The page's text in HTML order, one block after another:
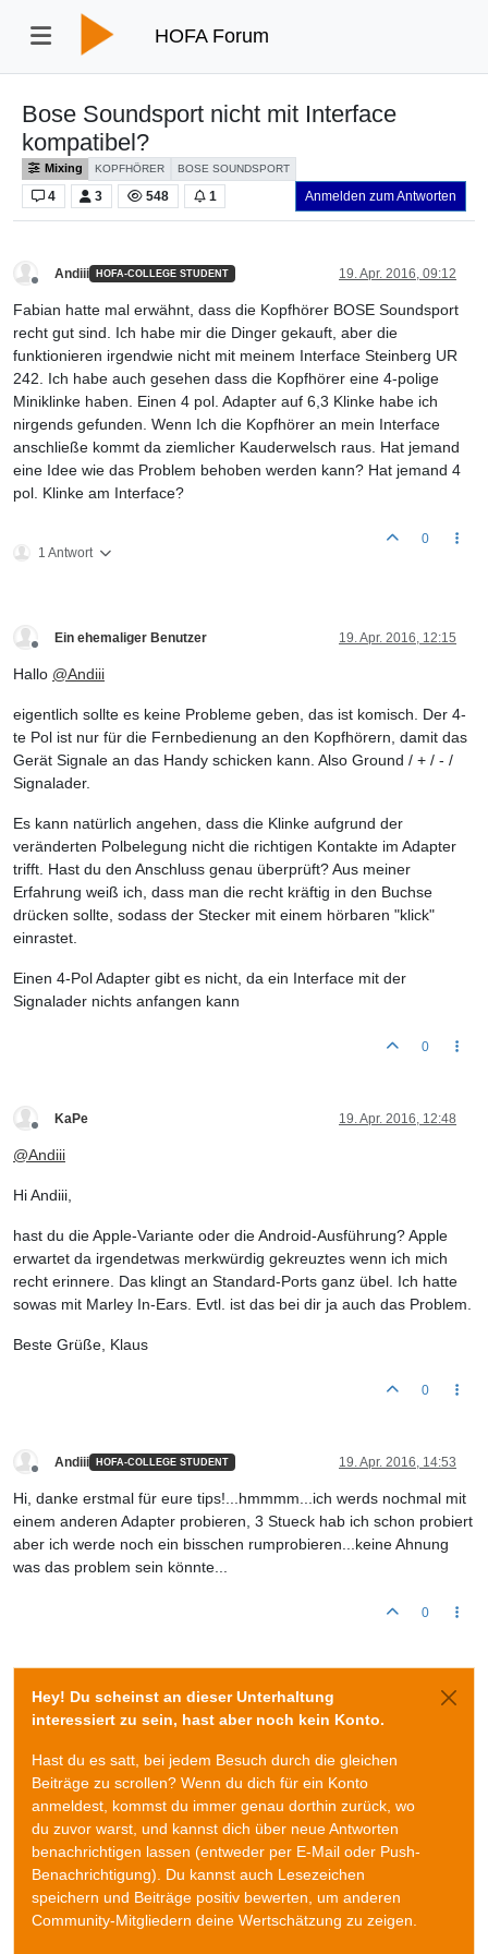
HOFA Forum
Bose Soundsport nicht mit Interface
kompatibel?
Mixing KOPFHÖRER BOSE SOUNDSPORT
4 3 548 1 Anmelden zum Antworten
Offline
Andiii HOFA-COLLEGE STUDENT 19. Apr. 2016, 09:12
Fabian hatte mal erwähnt, dass die Kopfhörer BOSE Soundsport
recht gut sind. Ich habe mir die Dinger gekauft, aber die
funktionieren irgendwie nicht mit meinem Interface Steinberg UR
242. Ich habe auch gesehen dass die Kopfhörer eine 4-polige
Miniklinke haben. Einen 4 pol. Adapter auf 6,3 Klinke habe ich
nirgends gefunden. Wenn Ich die Kopfhörer an mein Interface
anschließe kommt da ziemlicher Kauderwelsch raus. Hat jemand
eine Idee wie das Problem behoben werden kann? Hat jemand 4
pol. Klinke am Interface?
1 Antwort
0
Offline
Ein ehemaliger Benutzer 19. Apr. 2016, 12:15
Hallo @Andiii
eigentlich sollte es keine Probleme geben, das ist komisch. Der 4-
te Pol ist nur für die Fernbedienung an den Kopfhörern, damit das
Gerät Signale an das Handy schicken kann. Also Ground / + / - /
Signalader.
Es kann natürlich angehen, dass die Klinke aufgrund der
veränderten Polbelegung nicht die richtigen Kontakte im Adapter
trifft. Hast du den Anschluss genau überprüft? Aus meiner
Erfahrung weiß ich, dass man die recht kräftig in den Buchse
drücken sollte, sodass der Stecker mit einem hörbaren "klick"
einrastet.
Einen 4-Pol Adapter gibt es nicht, da ein Interface mit der
Signalader nichts anfangen kann
0
Offline
KaPe 19. Apr. 2016, 12:48
@Andiii
Hi Andiii,
hast du die Apple-Variante oder die Android-Ausführung? Apple
erwartet da irgendetwas merkwürdig gekreuztes wenn ich mich
recht erinnere. Das klingt an Standard-Ports ganz übel. Ich hatte
sowas mit Marley In-Ears. Evtl. ist das bei dir ja auch das Problem.
Beste Grüße, Klaus
0
Offline
Andiii HOFA-COLLEGE STUDENT 19. Apr. 2016, 14:53
Hi, danke erstmal für eure tips!...hmmmm...ich werds nochmal mit
einem anderen Adapter probieren, 3 Stueck hab ich schon probiert
aber ich werde noch ein bisschen rumprobieren...keine Ahnung
was das problem sein könnte...
0
Hey! Du scheinst an dieser Unterhaltung
interessiert zu sein, hast aber noch kein Konto.
Hast du es satt, bei jedem Besuch durch die gleichen
Beiträge zu scrollen? Wenn du dich für ein Konto
anmeldest, kommst du immer genau dorthin zurück, wo
du zuvor warst, und kannst dich über neue Antworten
benachrichtigen lassen (entweder per E-Mail oder Push-
Benachrichtigung). Du kannst auch Lesezeichen
speichern und Beiträge positiv bewerten, um anderen
Community-Mitgliedern deine Wertschätzung zu zeigen.